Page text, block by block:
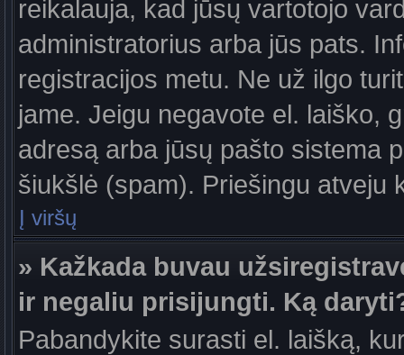
reikalauja, kad jūsų vartotojo
administratorius arba jūs pats.
registracijos metu. Ne už ilgo
jame. Jeigu negavote el. laiško,
adresą arba jūsų pašto sistema
šiukšlė (spam). Priešingu atveju
Į viršų
» Kažkada buvau
ir negaliu prisijungti. Ką
Pabandykite surasti el. laišką,